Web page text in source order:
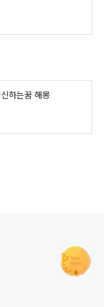
하는꿈 해몽